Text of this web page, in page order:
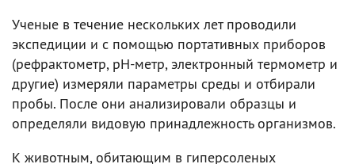
Ученые в течение нескольких лет проводили
экспедиции и с помощью портативных приборов
(рефрактометр, рН-метр, электронный термометр и
другие) измеряли параметры среды и отбирали
пробы. После они анализировали образцы и
определяли видовую принадлежность организмов.
К животным, обитающим в гиперсоленых